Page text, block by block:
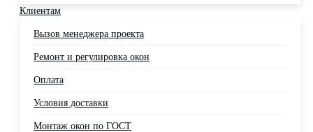
Клиентам
Вызов менеджера проекта
Ремонт и регулировка окон
Оплата
Условия доставки
Монтаж окон по ГОСТ